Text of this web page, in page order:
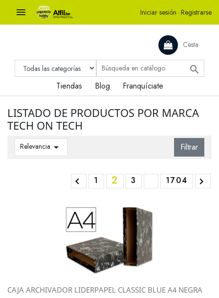
 Iniciar sesión · Registrarse
Cesta

Tiendas Blog Franquíciate
LISTADO DE PRODUCTOS POR MARCA
TECH ON TECH
Relevancia  Filtrar
 1 2 3 1704 
CAJA ARCHIVADOR LIDERPAPEL CLASSIC BLUE A4 NEGRA